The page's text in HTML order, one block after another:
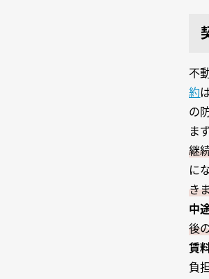
不
約
の
まず
継
に
き
中
後
賃
負